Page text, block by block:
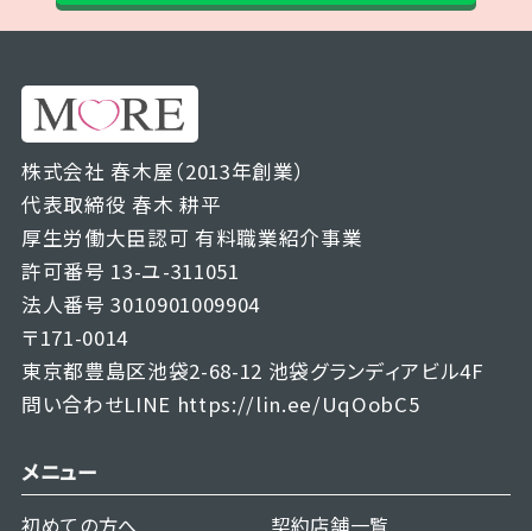
株式会社 春木屋（2013年創業）
代表取締役 春木 耕平
厚生労働大臣認可 有料職業紹介事業
許可番号 13-ユ-311051
法人番号 3010901009904
〒171-0014
東京都豊島区池袋2-68-12 池袋グランディアビル4F
問い合わせLINE https://lin.ee/UqOobC5
メニュー